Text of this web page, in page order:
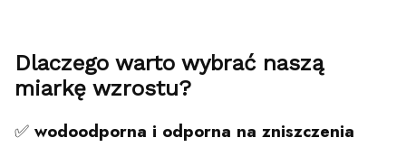
Dlaczego warto wybrać naszą
miarkę wzrostu?
✅ wodoodporna i odporna na zniszczenia